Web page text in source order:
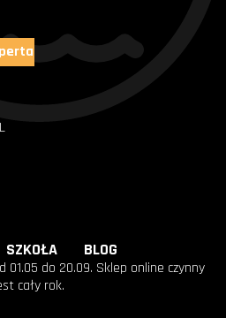
000
01.05 do 20.09. Sklep online czynny
cały rok.
SZKOŁA BLOG